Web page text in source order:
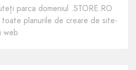
parca domeniul .STORE.RO
planurile de creare de site-
web